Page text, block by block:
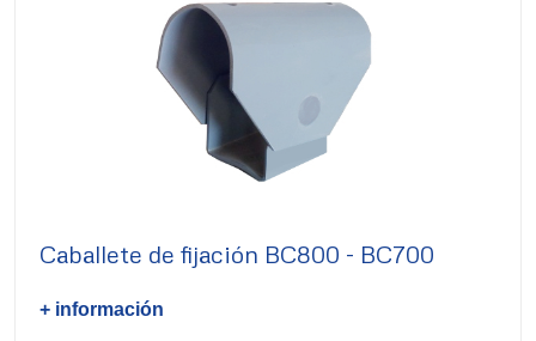
Caballete de fijación BC800 - BC700
+ información